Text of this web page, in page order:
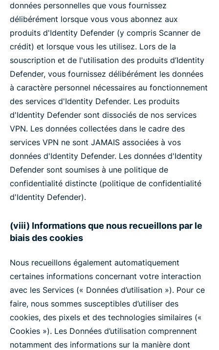
données personnelles que vous fournissez
délibérément lorsque vous vous abonnez aux
produits d'Identity Defender (y compris Scanner de
crédit) et lorsque vous les utilisez. Lors de la
souscription et de l'utilisation des produits d’Identity
Defender, vous fournissez délibérément les données
à caractère personnel nécessaires au fonctionnement
des services d'Identity Defender. Les produits
d'Identity Defender sont dissociés de nos services
VPN. Les données collectées dans le cadre des
services VPN ne sont JAMAIS associées à vos
données d'Identity Defender. Les données d'Identity
Defender sont soumises à une politique de
confidentialité distincte (politique de confidentialité
d'Identity Defender).
(viii) Informations que nous recueillons par le
biais des cookies
Nous recueillons également automatiquement
certaines informations concernant votre interaction
avec les Services (« Données d’utilisation »). Pour ce
faire, nous sommes susceptibles d’utiliser des
cookies, des pixels et des technologies similaires («
Cookies »). Les Données d’utilisation comprennent
notamment des informations sur la manière dont